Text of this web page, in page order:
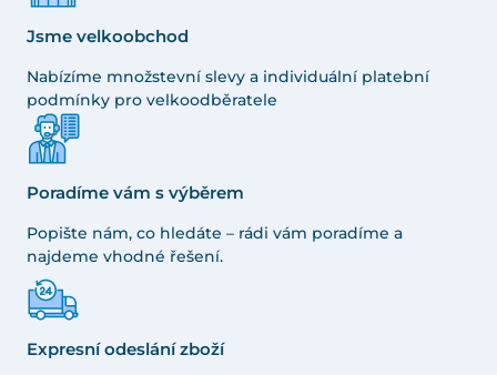
Jsme velkoobchod
Nabízíme množstevní slevy a individuální platební
podmínky pro velkoodběratele
Poradíme vám s výběrem
Popište nám, co hledáte – rádi vám poradíme a
najdeme vhodné řešení.
Expresní odeslání zboží